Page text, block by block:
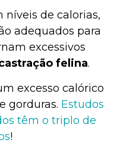
de calorias,
adequados para
excessivos
felina.
excesso calórico
gorduras. Estudos
têm o triplo de
!